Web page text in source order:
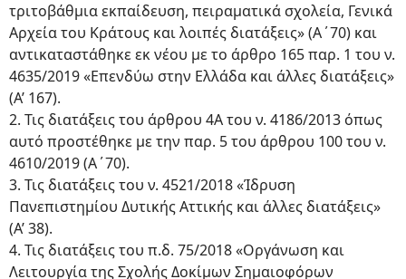
τριτοβάθμια εκπαίδευση, πειραματικά σχολεία, Γενικά
Αρχεία του Κράτους και λοιπές διατάξεις» (Α΄70) και
αντικαταστάθηκε εκ νέου με το άρθρο 165 παρ. 1 του ν.
4635/2019 «Επενδύω στην Ελλάδα και άλλες διατάξεις»
(Α’ 167).
2. Τις διατάξεις του άρθρου 4Α του ν. 4186/2013 όπως
αυτό προστέθηκε με την παρ. 5 του άρθρου 100 του ν.
4610/2019 (Α΄70).
3. Τις διατάξεις του ν. 4521/2018 «Ίδρυση
Πανεπιστημίου Δυτικής Αττικής και άλλες διατάξεις»
(Α’ 38).
4. Τις διατάξεις του π.δ. 75/2018 «Οργάνωση και
Λειτουργία της Σχολής Δοκίμων Σημαιοφόρων